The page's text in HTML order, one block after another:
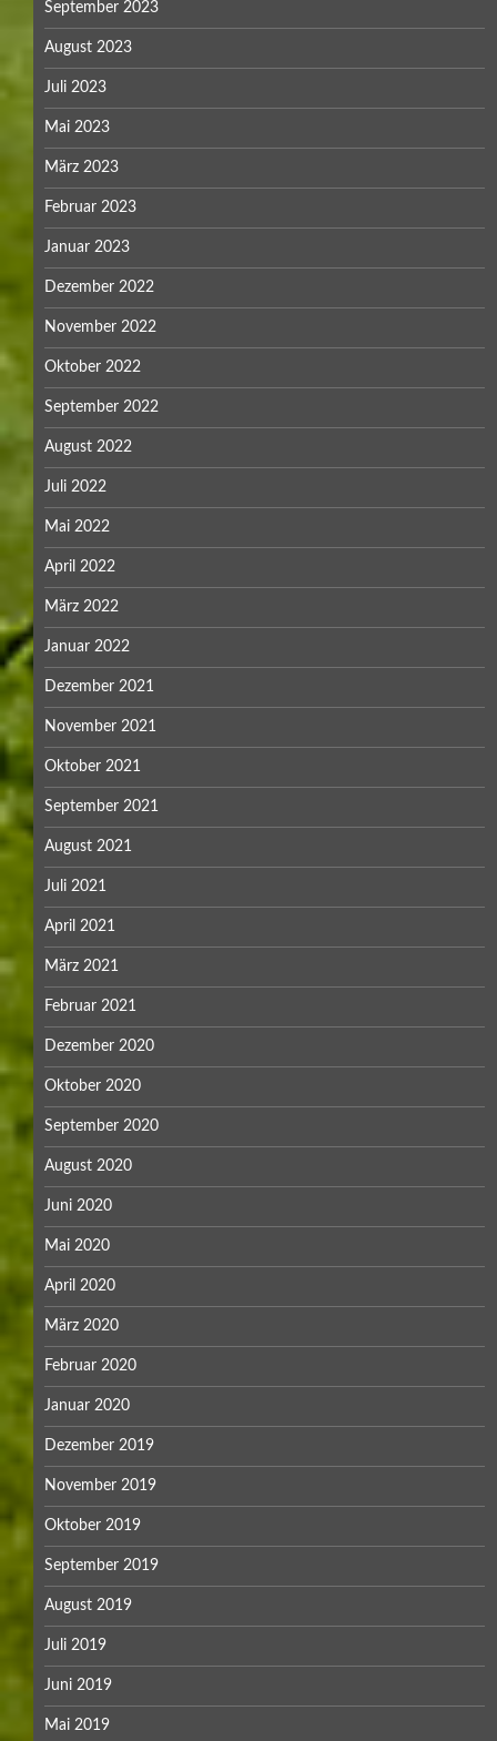
September 2023
August 2023
Juli 2023
Mai 2023
März 2023
Februar 2023
Januar 2023
Dezember 2022
November 2022
Oktober 2022
September 2022
August 2022
Juli 2022
Mai 2022
April 2022
März 2022
Januar 2022
Dezember 2021
November 2021
Oktober 2021
September 2021
August 2021
Juli 2021
April 2021
März 2021
Februar 2021
Dezember 2020
Oktober 2020
September 2020
August 2020
Juni 2020
Mai 2020
April 2020
März 2020
Februar 2020
Januar 2020
Dezember 2019
November 2019
Oktober 2019
September 2019
August 2019
Juli 2019
Juni 2019
Mai 2019